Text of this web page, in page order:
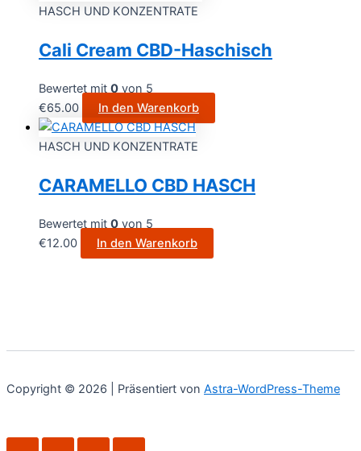
HASCH UND KONZENTRATE
Cali Cream CBD-Haschisch
Bewertet mit 0 von 5
€65.00 In den Warenkorb
HASCH UND KONZENTRATE
CARAMELLO CBD HASCH
Bewertet mit 0 von 5
€12.00 In den Warenkorb
Copyright © 2026 | Präsentiert von Astra-WordPress-Theme